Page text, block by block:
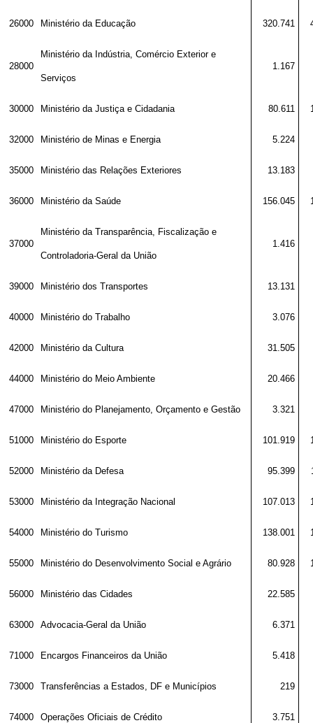
26000 Ministério da Educação 320.741
28000
Ministério da Indústria, Comércio Exterior e
Serviços
1.167
30000 Ministério da Justiça e Cidadania 80.611
32000 Ministério de Minas e Energia 5.224
35000 Ministério das Relações Exteriores 13.183
36000 Ministério da Saúde 156.045
37000
Ministério da Transparência, Fiscalização e
Controladoria-Geral da União
1.416
39000 Ministério dos Transportes 13.131
40000 Ministério do Trabalho 3.076
42000 Ministério da Cultura 31.505
44000 Ministério do Meio Ambiente 20.466
47000 Ministério do Planejamento, Orçamento e Gestão 3.321
51000 Ministério do Esporte 101.919
52000 Ministério da Defesa 95.399
53000 Ministério da Integração Nacional 107.013
54000 Ministério do Turismo 138.001
55000 Ministério do Desenvolvimento Social e Agrário 80.928
56000 Ministério das Cidades 22.585
63000 Advocacia-Geral da União 6.371
71000 Encargos Financeiros da União 5.418
73000 Transferências a Estados, DF e Municípios 219
74000 Operações Oficiais de Crédito 3.751